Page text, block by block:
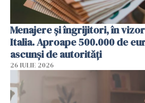
Menajere și îngrijitori, în
Italia. Aproape 500.000 de
ascunși de autorități
26 IULIE 2026